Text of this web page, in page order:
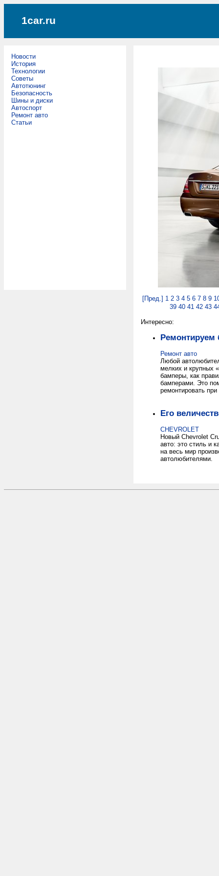
1car.ru
Новости
История
Технологии
Советы
Автотюнинг
Безопасность
Шины и диски
Автоспорт
Ремонт авто
Статьи
[Пред.] 1 2 3 4 5 6 7 8 9
39 40 41 42 43
Интересно:
Ремонтируем
Ремонт авто
Любой
мелких и крупных
бамперы, как
бамперами. Это
ремонтировать
Его
CHEVROLET
Новый Chevrolet
авто: это стиль и
на весь мир
автолюбителями.